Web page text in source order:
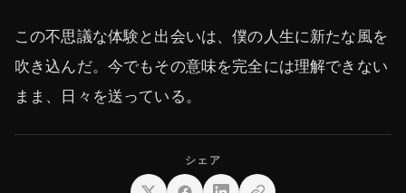
この不思議な体験と出会いは、僕の人生に新たな風を
吹き込んだ。今でもその意味を完全には理解できない
まま、日々を送っている。